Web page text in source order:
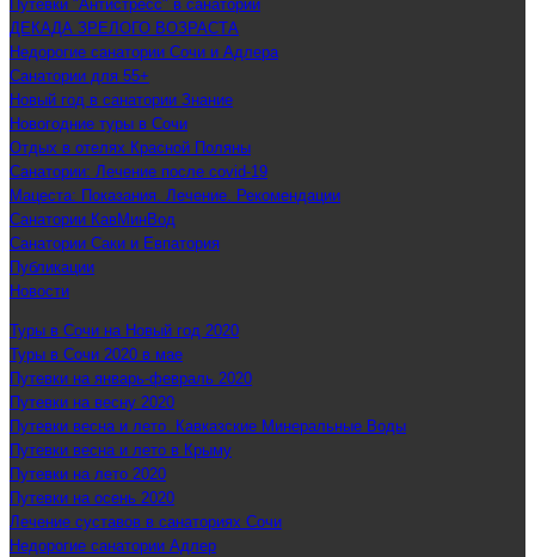
Путевки "Антистресс" в санатории
ДЕКАДА ЗРЕЛОГО ВОЗРАСТА
Недорогие санатории Сочи и Адлера
Санатории для 55+
Новый год в санатории Знание
Новогодние туры в Сочи
Отдых в отелях Красной Поляны
Санатории: Лечение после covid-19
Мацеста: Показания. Лечение. Рекомендации
Санатории КавМинВод
Санатории Саки и Евпатория
Публикации
Новости
Туры в Сочи на Новый год 2020
Туры в Сочи 2020 в мае
Путевки на январь-февраль 2020
Путевки на весну 2020
Путевки весна и лето. Кавказские Минеральные Воды
Путевки весна и лето в Крыму
Путевки на лето 2020
Путевки на осень 2020
Лечение суставов в санаториях Сочи
Недорогие санатории Адлер